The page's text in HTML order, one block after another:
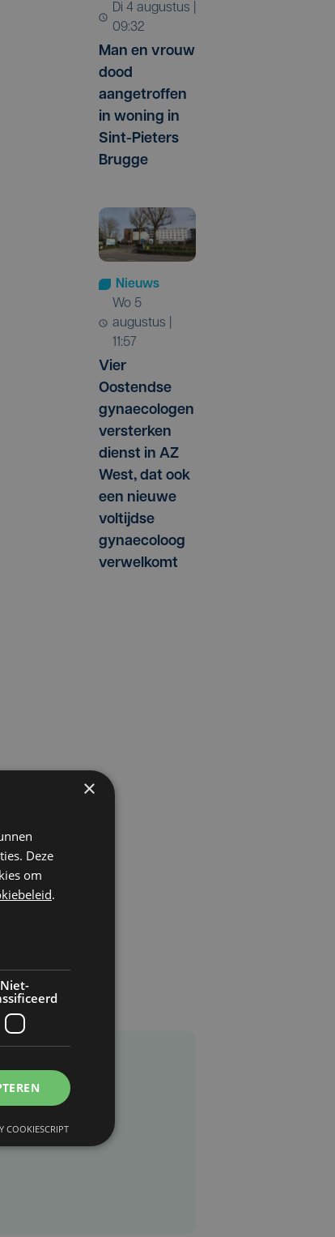
di 4 augustus |
09:32
Man en vrouw
dood
aangetroffen
in woning in
Sint-Pieters
Brugge
Nieuws
wo 5
augustus |
11:57
Vier
Oostendse
gynaecologen
versterken
dienst in AZ
West, dat ook
een nieuwe
voltijdse
gynaecoloog
verwelkomt
×
Deze
om
.
Niet-
COOKIESCRIPT